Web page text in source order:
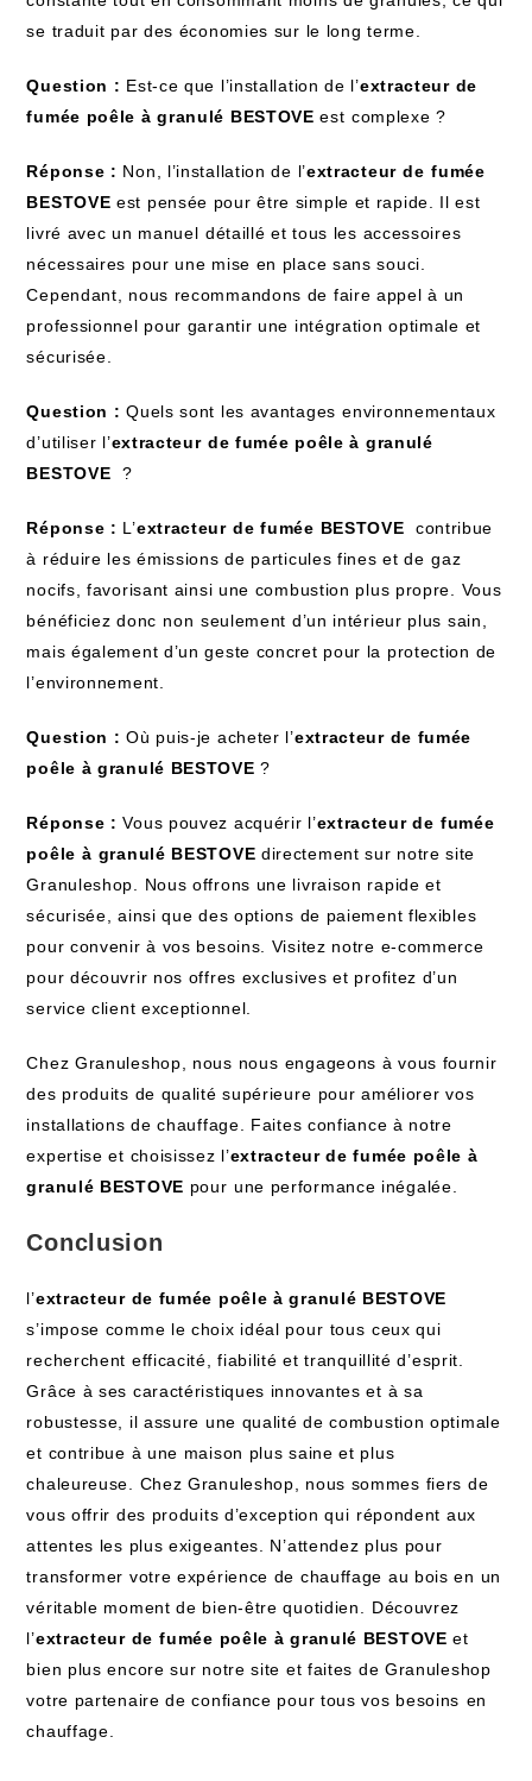
se traduit‌ par des économies sur le long terme.
Question : Est-ce que l’installation de l’extracteur ​de
fumée poêle à granulé BESTOVE est⁣ complexe ?
Réponse : Non,‍ l’installation de l’extracteur ⁣de ⁣fumée
BESTOVE est pensée ‍pour être simple et rapide. Il est
livré avec un manuel ⁤détaillé et tous les accessoires
nécessaires pour une mise en place sans souci.
Cependant, nous recommandons de faire appel à un
professionnel pour garantir une intégration optimale et
sécurisée.
Question : Quels sont les avantages ⁣environnementaux
d’utiliser l’extracteur⁣ de fumée‌ poêle à granulé
‍BESTOVE ‍ ?
Réponse : L’extracteur⁤ de fumée BESTOVE ‍ contribue​
à réduire les émissions de particules fines et​ de⁤ gaz
nocifs, ‌favorisant ainsi une combustion plus propre. Vous
bénéficiez‍ donc⁣ non ⁤seulement d’un intérieur plus sain,
mais également d’un geste concret pour la protection de
l’environnement.
Question : Où puis-je acheter l’extracteur de fumée
poêle à granulé BESTOVE ?
Réponse : Vous pouvez acquérir l’extracteur de ⁣fumée
poêle à⁣ granulé BESTOVE directement sur notre site
Granuleshop. Nous offrons une livraison rapide et
sécurisée, ainsi que des‌ options de paiement flexibles
pour convenir à vos ‍besoins. Visitez notre e-commerce
pour découvrir nos offres exclusives et profitez d’un
service client exceptionnel.
Chez Granuleshop, nous nous ⁢engageons à vous fournir
des produits de qualité supérieure⁢ pour améliorer vos
installations​ de chauffage. Faites confiance à notre
expertise et choisissez l’extracteur de fumée poêle à
granulé BESTOVE pour⁤ une performance inégalée.
Conclusion
l’extracteur de fumée poêle à granulé BESTOVE
s’impose comme le choix idéal pour⁣ tous ⁢ceux qui
recherchent efficacité, fiabilité et tranquillité d’esprit.
Grâce à‍ ses caractéristiques innovantes et à sa
robustesse, il assure une qualité de combustion optimale
et contribue à une maison plus saine et plus
chaleureuse. Chez Granuleshop, nous sommes fiers⁢ de
vous offrir des produits d’exception qui⁣ répondent aux
attentes les plus exigeantes. N’attendez plus pour
transformer votre expérience de chauffage au bois en un
véritable moment de bien-être quotidien.⁢ Découvrez
l’extracteur de ⁢fumée poêle à granulé BESTOVE et
bien plus encore sur notre site et faites de Granuleshop
votre partenaire de​ confiance pour tous vos besoins⁣ en
chauffage.